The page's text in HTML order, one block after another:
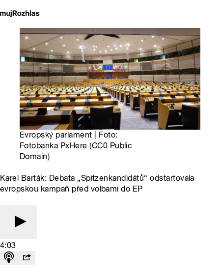
Evropský parlament | Foto:
Fotobanka PxHere (CC0 Public
Domain)
Karel Barták: Debata „Spitzenkandidátů“ odstartovala
evropskou kampaň před volbami do EP
4:03